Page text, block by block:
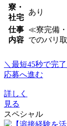
寮・
社宅
あり
仕事
内容
≪寮完備
でのバリ
＼最短45秒で完
応募へ進む
詳しく
見る
スペシャル